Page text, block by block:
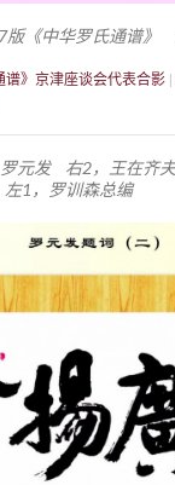
版《中华罗氏通谱
》京津座谈会代表合影
罗元发 右2，王在齐
1，罗训森总编